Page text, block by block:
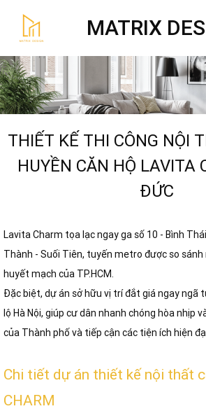
MATRIX
THIẾT KẾ THI CÔNG NỘI
HUYỀN CĂN HỘ LAVITA
ĐỨC
Lavita Charm tọa lạc ngay ga số 10 - Bình
Thành - Suối Tiên, tuyến metro được so
huyết mạch của TP.HCM.
Đặc biệt, dự án sở hữu vị trí đắt giá ngay ngã
lộ Hà Nội, giúp cư dân nhanh chóng hòa nhịp
của Thành phố và tiếp cận các tiện ích hiện
Chi tiết dự án thiết kế nội thất
CHARM